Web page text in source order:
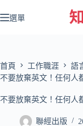
至
容
選單
首頁 工作職涯
語
不要放棄英文！任何人
不要放棄英文！任何人
聯經出版